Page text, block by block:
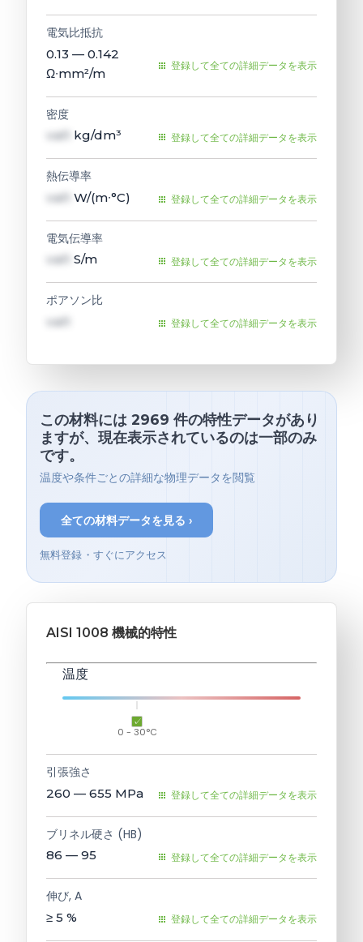
電気比抵抗
0.13 — 0.142
Ω∙mm²/m
登録して全ての詳細データを表示
密度
val1 kg/dm³ 登録して全ての詳細データを表示
熱伝導率
val1 W/(m∙°C) 登録して全ての詳細データを表示
電気伝導率
val1 S/m 登録して全ての詳細データを表示
ポアソン比
val1 登録して全ての詳細データを表示
この材料には 2969 件の特性データがあり
ますが、現在表示されているのは一部のみ
です。
温度や条件ごとの詳細な物理データを閲覧
全ての材料データを見る ›
無料登録・すぐにアクセス
AISI 1008 機械的特性
温度
0 - 30°C
引張強さ
260 — 655 MPa 登録して全ての詳細データを表示
ブリネル硬さ (HB)
86 — 95 登録して全ての詳細データを表示
伸び, A
≥ 5 % 登録して全ての詳細データを表示